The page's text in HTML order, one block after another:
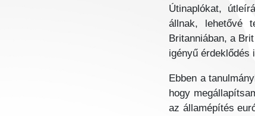
Útinaplókat,
állnak, lehetővé
Britanniában, a
igényű
Ebben a
hogy
az államépítés